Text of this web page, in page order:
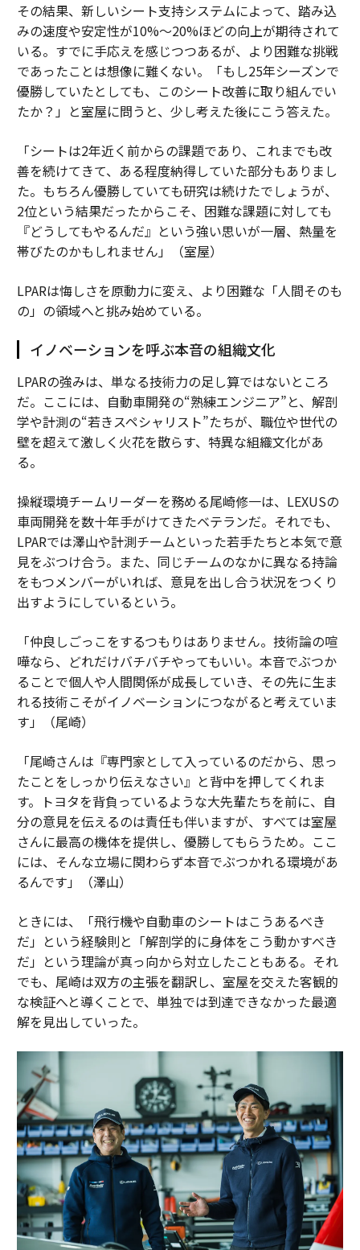
その結果、新しいシート支持システムによって、踏み込
みの速度や安定性が10%〜20%ほどの向上が期待されて
いる。すでに手応えを感じつつあるが、より困難な挑戦
であったことは想像に難くない。「もし25年シーズンで
優勝していたとしても、このシート改善に取り組んでい
たか？」と室屋に問うと、少し考えた後にこう答えた。
「シートは2年近く前からの課題であり、これまでも改
善を続けてきて、ある程度納得していた部分もありまし
た。もちろん優勝していても研究は続けたでしょうが、
2位という結果だったからこそ、困難な課題に対しても
『どうしてもやるんだ』という強い思いが一層、熱量を
帯びたのかもしれません」（室屋）
LPARは悔しさを原動力に変え、より困難な「人間そのも
の」の領域へと挑み始めている。
イノベーションを呼ぶ本音の組織文化
LPARの強みは、単なる技術力の足し算ではないところ
だ。ここには、自動車開発の“熟練エンジニア”と、解剖
学や計測の“若きスペシャリスト”たちが、職位や世代の
壁を超えて激しく火花を散らす、特異な組織文化があ
る。
操縦環境チームリーダーを務める尾崎修一は、LEXUSの
車両開発を数十年手がけてきたベテランだ。それでも、
LPARでは澤山や計測チームといった若手たちと本気で意
見をぶつけ合う。また、同じチームのなかに異なる持論
をもつメンバーがいれば、意見を出し合う状況をつくり
出すようにしているという。
「仲良しごっこをするつもりはありません。技術論の喧
嘩なら、どれだけバチバチやってもいい。本音でぶつか
ることで個人や人間関係が成長していき、その先に生ま
れる技術こそがイノベーションにつながると考えていま
す」（尾崎）
「尾崎さんは『専門家として入っているのだから、思っ
たことをしっかり伝えなさい』と背中を押してくれま
す。トヨタを背負っているような大先輩たちを前に、自
分の意見を伝えるのは責任も伴いますが、すべては室屋
さんに最高の機体を提供し、優勝してもらうため。ここ
には、そんな立場に関わらず本音でぶつかれる環境があ
るんです」（澤山）
ときには、「飛行機や自動車のシートはこうあるべき
だ」という経験則と「解剖学的に身体をこう動かすべき
だ」という理論が真っ向から対立したこともある。それ
でも、尾崎は双方の主張を翻訳し、室屋を交えた客観的
な検証へと導くことで、単独では到達できなかった最適
解を見出していった。